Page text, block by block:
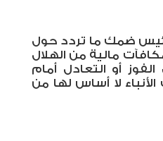
ضمك ما تردد حول
مالية من الهلال
أو التعادل أمام
الأنباء لا أساس لها من